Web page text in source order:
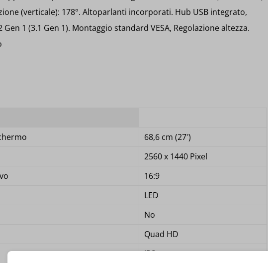
(verticale): 178°. Altoparlanti incorporati. Hub USB integrato,
1 (3.1 Gen 1). Montaggio standard VESA, Regolazione altezza.
68,6 cm (27′)
2560 x 1440 Pixel
16:9
LED
No
Quad HD
IPS